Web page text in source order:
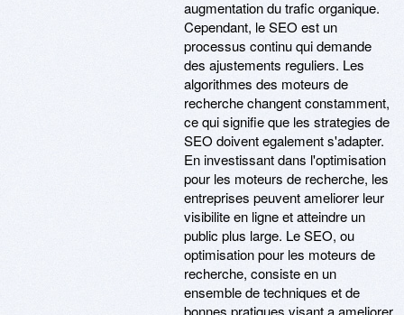
augmentation du trafic organique.
Cependant, le SEO est un
processus continu qui demande
des ajustements reguliers. Les
algorithmes des moteurs de
recherche changent constamment,
ce qui signifie que les strategies de
SEO doivent egalement s'adapter.
En investissant dans l'optimisation
pour les moteurs de recherche, les
entreprises peuvent ameliorer leur
visibilite en ligne et atteindre un
public plus large. Le SEO, ou
optimisation pour les moteurs de
recherche, consiste en un
ensemble de techniques et de
bonnes pratiques visant a ameliorer